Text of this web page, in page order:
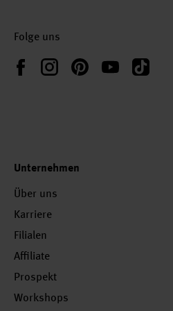
Folge uns
FacebookInstagramPinterestYouTubeTikTok
Unternehmen
Über uns
Karriere
Filialen
Affiliate
Prospekt
Workshops